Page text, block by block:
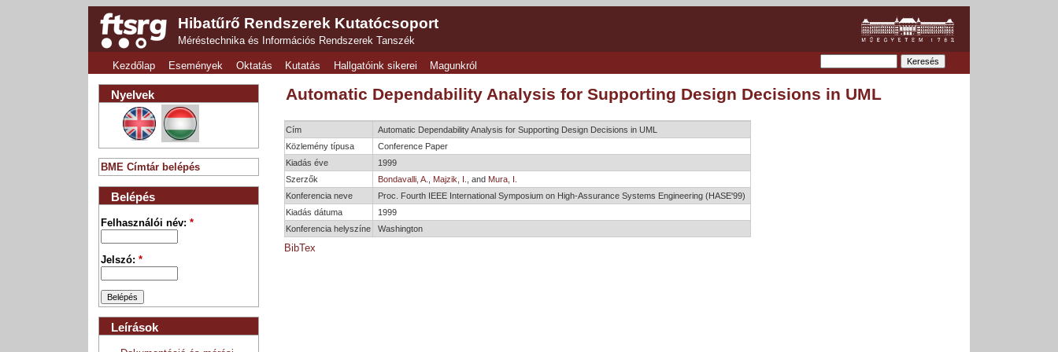
Hibatűrő Rendszerek Kutatócsoport
Méréstechnika és Információs Rendszerek Tanszék
Kezdőlap Események Oktatás Kutatás Hallgatóink sikerei Magunkról
Automatic Dependability Analysis for Supporting Design Decisions in UML
Cím
Automatic Dependability Analysis for Supporting Design Decisions in UML
Közlemény típusa
Conference Paper
Kiadás éve
1999
Szerzők
Bondavalli, A. Majzik, I. , and Mura, I.
Konferencia neve
Proc. Fourth IEEE International Symposium on High-Assurance Systems Engineering (HASE'99)
Kiadás dátuma
1999
Konferencia helyszíne
Washington
BibTex
Nyelvek
BME Címtár belépés
Belépés
Felhasználói név:*
Jelszó:*
Leírások